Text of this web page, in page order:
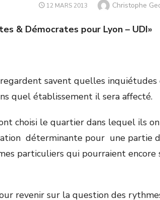
12 MARS 2013 Christophe
& Démocrates pour Lyon – UDI»
savent quelles
quel établissement il sera affecté.
choisi le quartier dans lequel ils
déterminante pour une partie
particuliers qui pourraient
revenir sur la question des